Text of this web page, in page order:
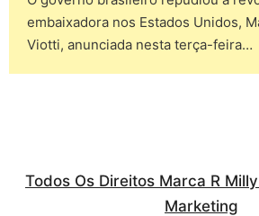
embaixadora nos Estados Unidos,
Viotti, anunciada nesta terça-feira…
Todos Os Direitos Marca R
Marketing